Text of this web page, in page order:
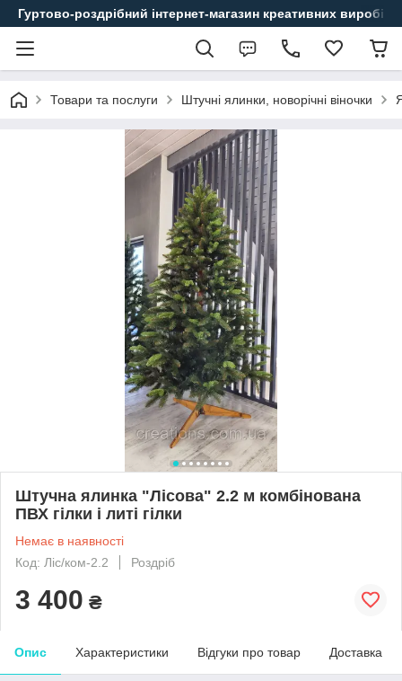
Гуртово-роздрібний інтернет-магазин креативних виробів
Товари та послуги Штучні ялинки, новорічні віночки
Штучна ялинка "Лісова" 2.2 м комбінована
ПВХ гілки і литі гілки
Немає в наявності
Код: Ліс/ком-2.2
Роздріб
3 400 ₴
Опис Характеристики Відгуки про товар Доставка